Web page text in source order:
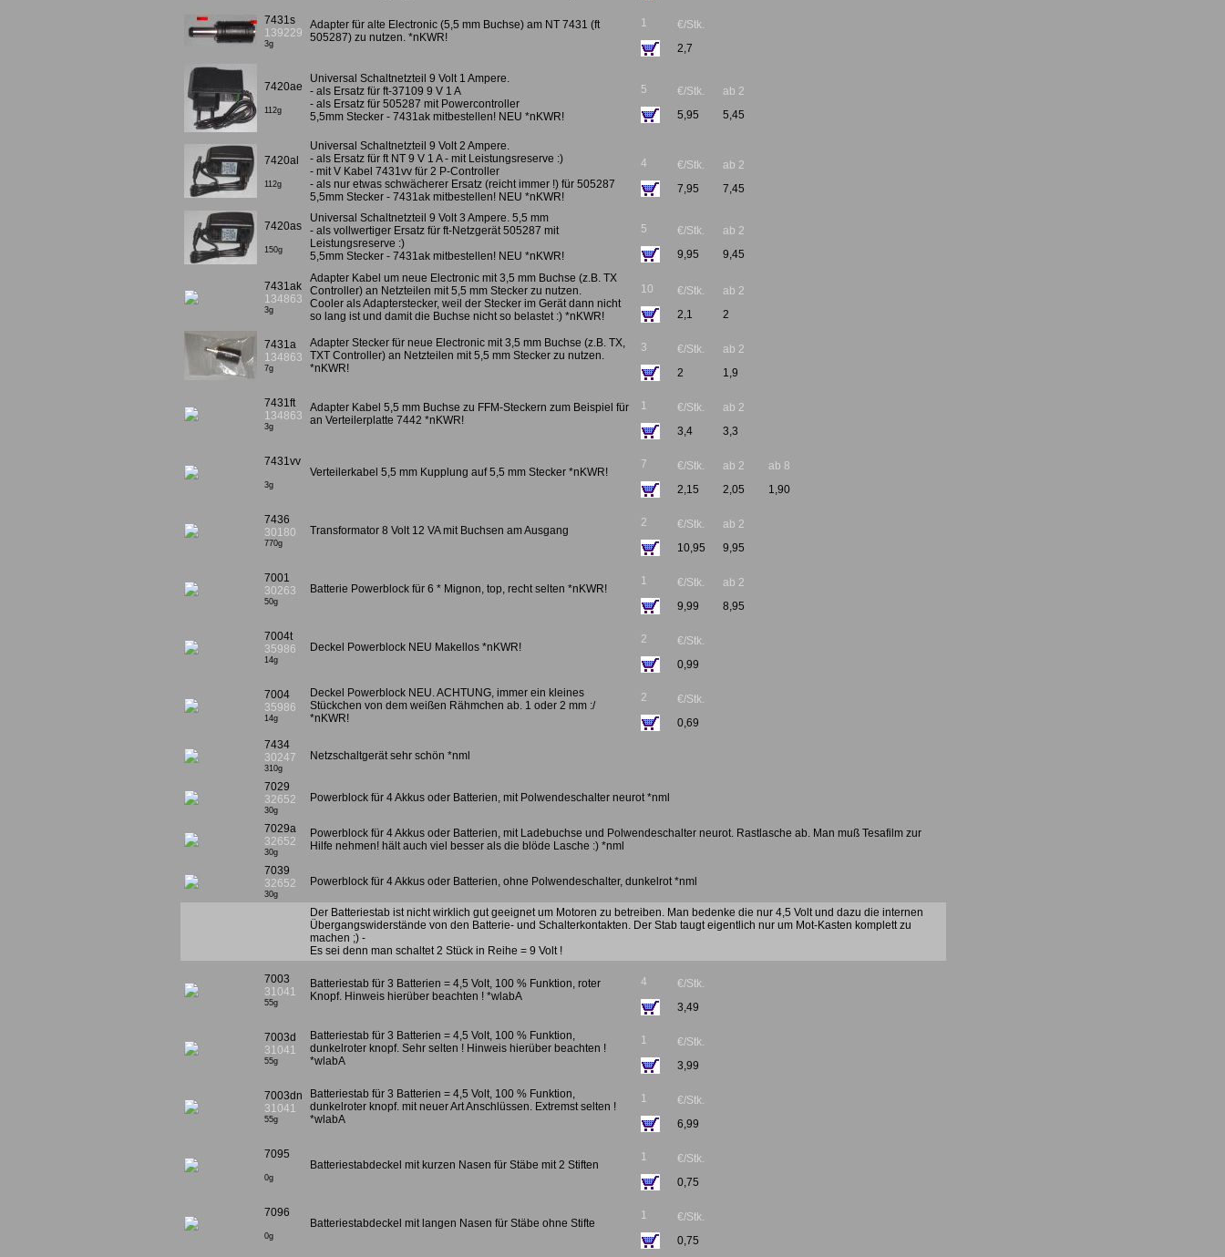
7431s
139229
3g
Adapter für alte Electronic (5,5 mm Buchse) am NT 7431 (ft
505287) zu nutzen. *nKWR!
1
€/Stk.
2,7
7420ae
112g
Universal Schaltnetzteil 9 Volt 1 Ampere.
- als Ersatz für ft-37109 9 V 1 A
- als Ersatz für 505287 mit Powercontroller
5,5mm Stecker - 7431ak mitbestellen! NEU *nKWR!
5
€/Stk.
5,95
ab 2
5,45
7420al
112g
Universal Schaltnetzteil 9 Volt 2 Ampere.
- als Ersatz für ft NT 9 V 1 A - mit Leistungsreserve :)
- mit V Kabel 7431vv für 2 P-Controller
- als nur etwas schwächerer Ersatz (reicht immer !) für 505287
5,5mm Stecker - 7431ak mitbestellen! NEU *nKWR!
4
€/Stk.
7,95
ab 2
7,45
7420as
150g
Universal Schaltnetzteil 9 Volt 3 Ampere. 5,5 mm
- als vollwertiger Ersatz für ft-Netzgerät 505287 mit
Leistungsreserve :)
5,5mm Stecker - 7431ak mitbestellen! NEU *nKWR!
5
€/Stk.
9,95
ab 2
9,45
7431ak
134863
3g
Adapter Kabel um neue Electronic mit 3,5 mm Buchse (z.B. TX
Controller) an Netzteilen mit 5,5 mm Stecker zu nutzen.
Cooler als Adapterstecker, weil der Stecker im Gerät dann nicht
so lang ist und damit die Buchse nicht so belastet :) *nKWR!
10
€/Stk.
2,1
ab 2
2
7431a
134863
7g
Adapter Stecker für neue Electronic mit 3,5 mm Buchse (z.B. TX,
TXT Controller) an Netzteilen mit 5,5 mm Stecker zu nutzen.
*nKWR!
3
€/Stk.
2
ab 2
1,9
7431ft
134863
3g
Adapter Kabel 5,5 mm Buchse zu FFM-Steckern zum Beispiel für
an Verteilerplatte 7442 *nKWR!
1
€/Stk.
3,4
ab 2
3,3
7431vv
3g
Verteilerkabel 5,5 mm Kupplung auf 5,5 mm Stecker *nKWR!
7
€/Stk.
2,15
ab 2
2,05
ab 8
1,90
7436
30180
770g
Transformator 8 Volt 12 VA mit Buchsen am Ausgang
2
€/Stk.
10,95
ab 2
9,95
7001
30263
50g
Batterie Powerblock für 6 * Mignon, top, recht selten *nKWR!
1
€/Stk.
9,99
ab 2
8,95
7004t
35986
14g
Deckel Powerblock NEU Makellos *nKWR!
2
€/Stk.
0,99
7004
35986
14g
Deckel Powerblock NEU. ACHTUNG, immer ein kleines
Stückchen von dem weißen Rähmchen ab. 1 oder 2 mm :/
*nKWR!
2
€/Stk.
0,69
7434
30247
310g
Netzschaltgerät sehr schön *nml
7029
32652
30g
Powerblock für 4 Akkus oder Batterien, mit Polwendeschalter neurot *nml
7029a
32652
30g
Powerblock für 4 Akkus oder Batterien, mit Ladebuchse und Polwendeschalter neurot. Rastlasche ab. Man muß Tesafilm zur
Hilfe nehmen! hält auch viel besser als die blöde Lasche :) *nml
7039
32652
30g
Powerblock für 4 Akkus oder Batterien, ohne Polwendeschalter, dunkelrot *nml
Der Batteriestab ist nicht wirklich gut geeignet um Motoren zu betreiben. Man bedenke die nur 4,5 Volt und dazu die internen
Übergangswiderstände von den Batterie- und Schalterkontakten. Der Stab taugt eigentlich nur um Mot-Kasten komplett zu
machen ;) -
Es sei denn man schaltet 2 Stück in Reihe = 9 Volt !
7003
31041
55g
Batteriestab für 3 Batterien = 4,5 Volt, 100 % Funktion, roter
Knopf. Hinweis hierüber beachten ! *wlabA
4
€/Stk.
3,49
7003d
31041
55g
Batteriestab für 3 Batterien = 4,5 Volt, 100 % Funktion,
dunkelroter knopf. Sehr selten ! Hinweis hierüber beachten !
*wlabA
1
€/Stk.
3,99
7003dn
31041
55g
Batteriestab für 3 Batterien = 4,5 Volt, 100 % Funktion,
dunkelroter knopf. mit neuer Art Anschlüssen. Extremst selten !
*wlabA
1
€/Stk.
6,99
7095
0g
Batteriestabdeckel mit kurzen Nasen für Stäbe mit 2 Stiften
1
€/Stk.
0,75
7096
0g
Batteriestabdeckel mit langen Nasen für Stäbe ohne Stifte
1
€/Stk.
0,75